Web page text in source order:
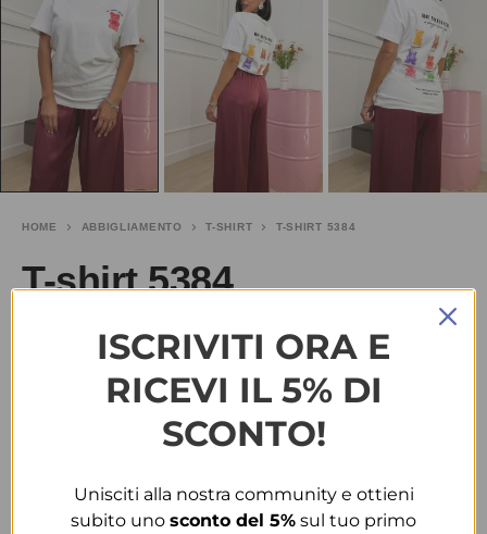
HOME ABBIGLIAMENTO T-SHIRT T-SHIRT 5384
T-shirt 5384
€25.00
€17.50
COLORE
ISCRIVITI ORA E
RICEVI IL 5% DI
SCONTO!
Unisciti alla nostra community e ottieni
subito uno sconto del 5% sul tuo primo